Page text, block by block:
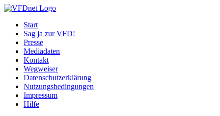
Start
Sag ja zur VFD!
Presse
Mediadaten
Kontakt
Wegweiser
Datenschutzerklärung
Nutzungsbedingungen
Impressum
Hilfe